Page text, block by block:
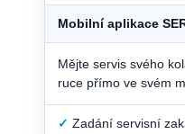
Mobilní aplikace
Mějte servis svého
ruce přímo ve svém
✓ Zadání servisní